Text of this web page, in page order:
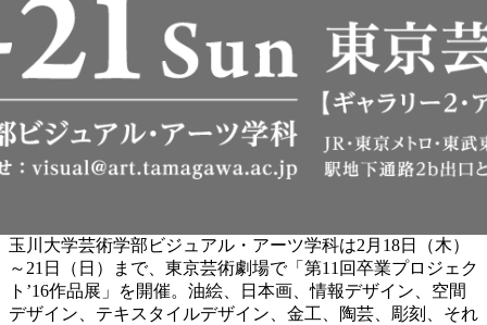
玉川大学芸術学部ビジュアル・アーツ学科は2月18日（木）
～21日（日）まで、東京芸術劇場で「第11回卒業プロジェク
ト’16作品展」を開催。油絵、日本画、情報デザイン、空間
デザイン、テキスタイルデザイン、金工、陶芸、彫刻、それ